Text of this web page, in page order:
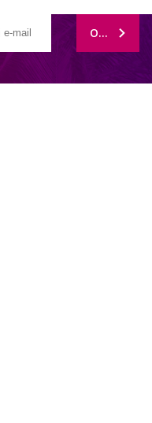
ODEBÍRAT